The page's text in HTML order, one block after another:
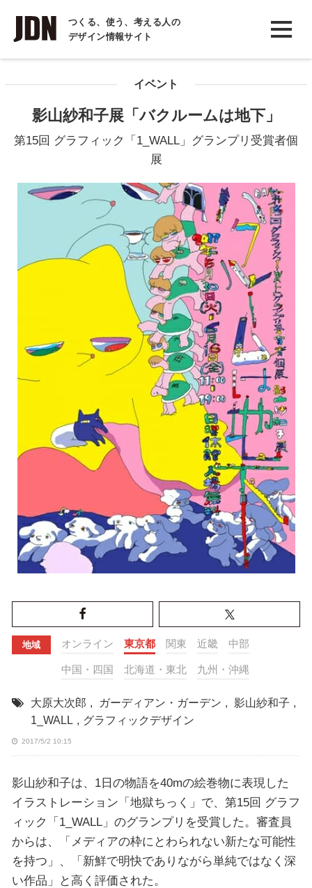
つくる、使う、考える人の
デザイン情報サイト
INTERVIEW
インタビュー
COLUMN
イベント
影山紗和子展「バクルームは地下」
第15回 グラフィック「1_WALL」グランプリ受賞者個
展
地域 オンライン 東京都 関東 近畿 中部
中国・四国 北海道・東北 九州・沖縄
大原大次郎 , ガーディアン・ガーデン , 影山紗和子 ,
1_WALL , グラフィックデザイン
2017/5/2 10:15
影山紗和子は、1日の物語を40mの絵巻物に表現した
イラストレーション「地獄ちっく」で、第15回 グラフ
ィック「1_WALL」のグランプリを受賞した。審査員
からは、「メディアの枠にとわられない新たな可能性
を持つ」、「新鮮で明快でありながら単純ではなく深
い作品」と高く評価された。